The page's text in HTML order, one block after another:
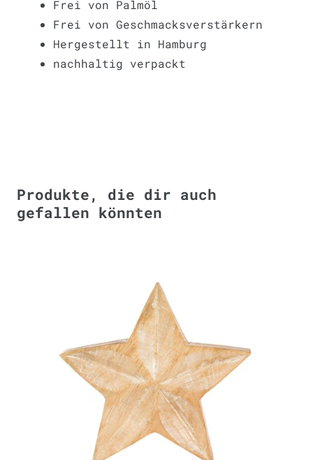
Frei von Palmöl
Frei von Geschmacksverstärkern
Hergestellt in Hamburg
nachhaltig verpackt
Produkte, die dir auch
gefallen könnten